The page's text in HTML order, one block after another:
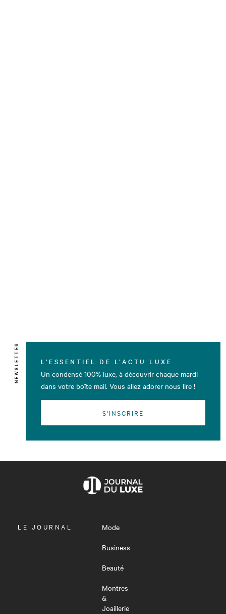
NEWSLETTER L’ESSENTIEL DE L’ACTU LUXE
Un condensé 100% luxe, à découvrir chaque mardi
dans votre boîte mail. Vous allez adorer nous lire !
S'INSCRIRE
OUVRIR
LE JOURNAL
Mode
Business
Beauté
Montres
&
Joaillerie